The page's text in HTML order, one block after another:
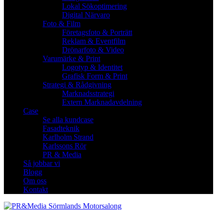
Lokal Sökoptimering
Digital Närvaro
Foto & Film
Företagsfoto & Porträtt
Reklam & Eventfilm
Drönarfoto & Video
Varumärke & Print
Logotyp & Identitet
Grafisk Form & Print
Strategi & Rådgivning
Marknadsstrategi
Extern Marknadavdelning
Case
Se alla kundcase
Fasadteknik
Karlholm Strand
Karlssons Rör
PR & Media
Så jobbar vi
Blogg
Om oss
Kontakt